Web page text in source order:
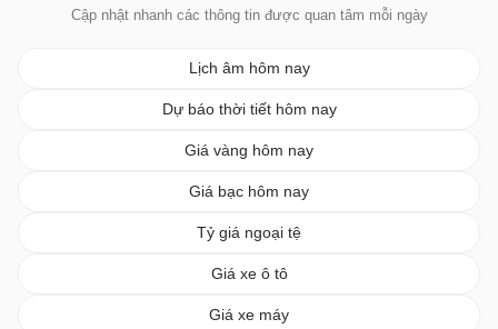
Cập nhật nhanh các thông tin được quan tâm mỗi ngày
Lịch âm hôm nay
Dự báo thời tiết hôm nay
Giá vàng hôm nay
Giá bạc hôm nay
Tỷ giá ngoại tệ
Giá xe ô tô
Giá xe máy